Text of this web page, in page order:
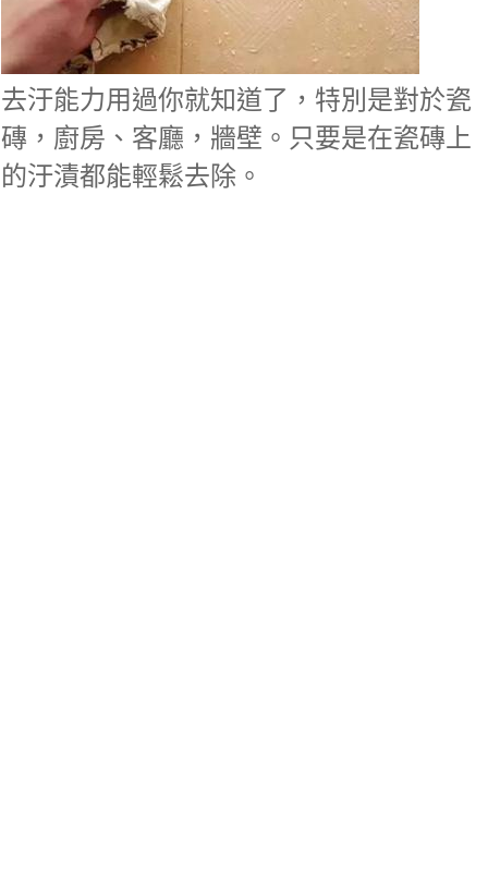
去汙能力用過你就知道了，特別是對於瓷
磚，廚房、客廳，牆壁。只要是在瓷磚上
的汙漬都能輕鬆去除。